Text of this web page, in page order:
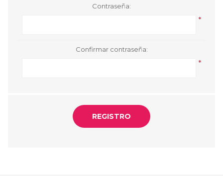
Contraseña:
*
Confirmar contraseña:
*